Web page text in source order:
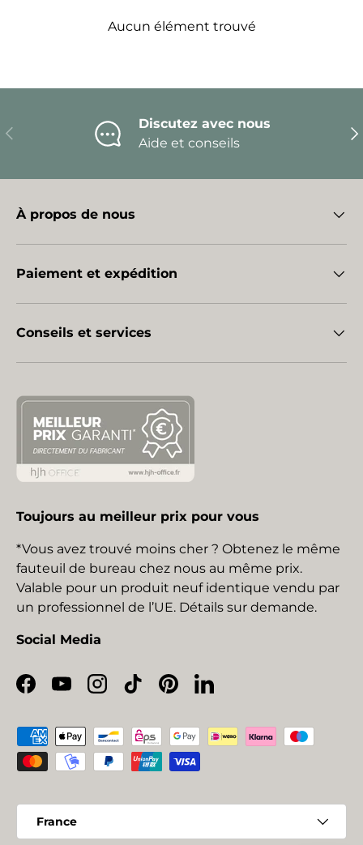
Aucun élément trouvé
Précédent
Discutez avec nous
Aide et conseils
À propos de nous
Paiement et expédition
Conseils et services
Toujours au meilleur prix pour vous
*Vous avez trouvé moins cher ? Obtenez le même
fauteuil de bureau chez nous au même prix.
Valable pour un produit neuf identique vendu par
un professionnel de l’UE. Détails sur demande.
Social Media
Facebook
YouTubeInstagram
TikTokPinterestLinkedIn
Moyens de paiement acceptés
France